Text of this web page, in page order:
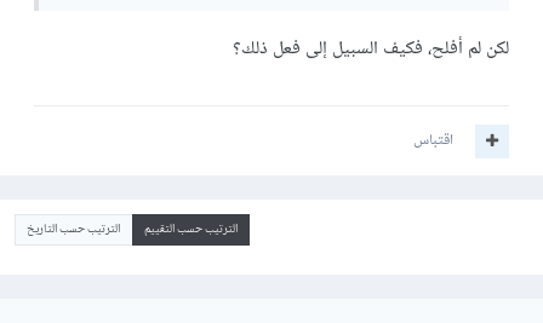
لكن لم أفلح، فكيف السبيل إلى فعل ذلك؟
اقتباس
الترتيب حسب التقييم الترتيب حسب التاريخ